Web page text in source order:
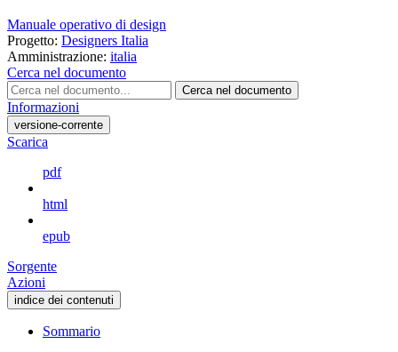
Manuale operativo di design
Progetto: Designers Italia
Amministrazione: italia
Cerca nel documento
Cerca nel documento
Informazioni
versione-corrente
Scarica
pdf
html
epub
Sorgente
Azioni
indice dei contenuti
Sommario